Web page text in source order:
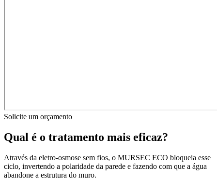
Solicite um orçamento
Qual é o tratamento mais eficaz?
Através da eletro-osmose sem fios, o MURSEC ECO bloqueia esse
ciclo, invertendo a polaridade da parede e fazendo com que a água
abandone a estrutura do muro.